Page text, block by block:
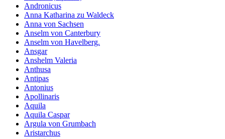
Andronicus
Anna Katharina zu Waldeck
Anna von Sachsen
Anselm von Canterbury
Anselm von Havelberg.
Ansgar
Anshelm Valeria
Anthusa
Antipas
Antonius
Apollinaris
Aquila
Aquila Caspar
Argula von Grumbach
Aristarchus